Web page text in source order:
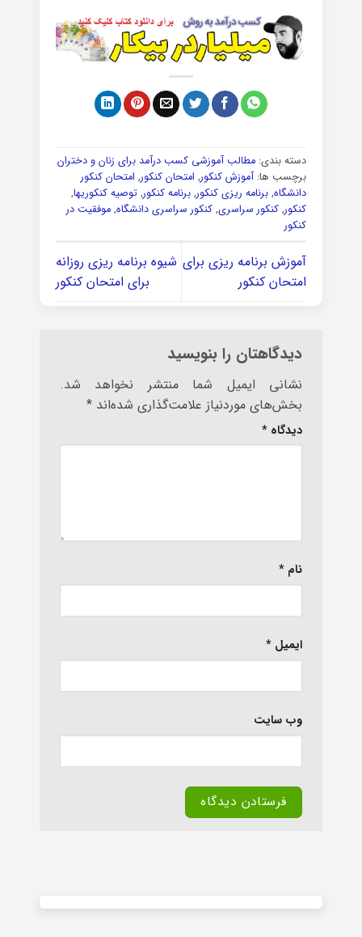
دسته بندی: مطالب آموزشی کسب درآمد برای زنان و دختران
برچسب ها:آموزش کنکور, امتحان کنکور, امتحان کنکور
دانشگاه, برنامه ریزی کنکور, برنامه کنکور, توصیه کنکوریها,
کنکور, کنکور سراسری, کنکور سراسری دانشگاه, موفقیت در
کنکور
آموزش برنامه ریزی برای
امتحان کنکور
شیوه برنامه ریزی روزانه
برای امتحان کنکور
دیدگاهتان را بنویسید
نشانی ایمیل شما منتشر نخواهد شد.
بخش‌های موردنیاز علامت‌گذاری شده‌اند *
دیدگاه *
نام *
ایمیل *
وب‌ سایت